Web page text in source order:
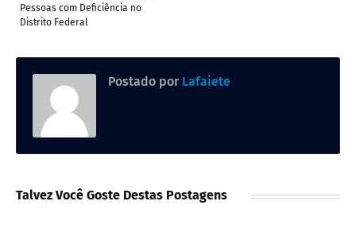
Pessoas com Deficiência no
Distrito Federal
Postado por Lafaiete
Talvez Você Goste Destas Postagens